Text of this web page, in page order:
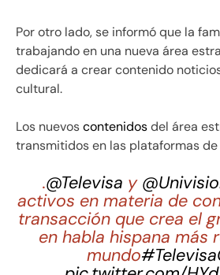
Por otro lado, se informó que la
trabajando en una nueva área
dedicará a crear contenido
cultural.
Los nuevoscontenidosdel área
transmitidos en las plataformas de
.@Televisa y
activos en materia de
transacción que crea el
en habla hispana más
mundo